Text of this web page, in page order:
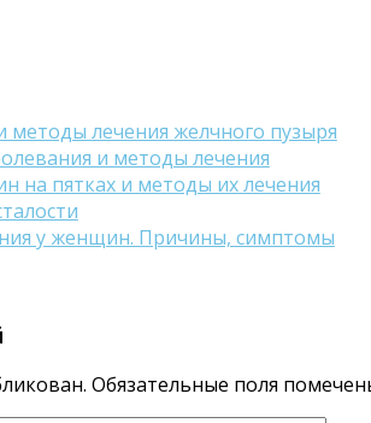
лечения желчного пузыря
и методы лечения
на пятках и методы их лечения
у женщин. Причины, симптомы
Обязательные поля